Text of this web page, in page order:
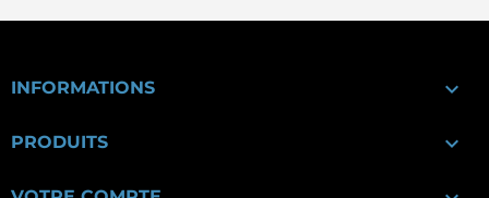
INFORMATIONS 
PRODUITS 